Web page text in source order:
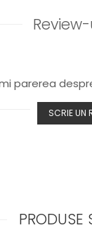
parerea
SCRIE UN
PRODUSE